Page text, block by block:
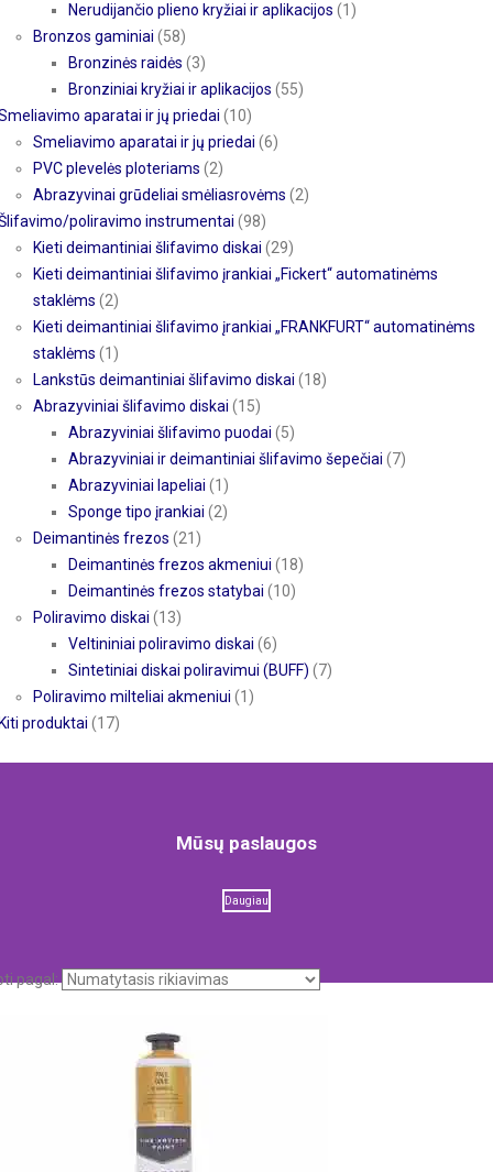
Nerudijančio plieno kryžiai ir aplikacijos (1)
Bronzos gaminiai (58)
Bronzinės raidės (3)
Bronziniai kryžiai ir aplikacijos (55)
aparatai ir jų priedai (10)
Smeliavimo aparatai ir jų priedai (6)
PVC plevelės ploteriams (2)
Abrazyvinai grūdeliai smėliasrovėms (2)
poliravimo instrumentai (98)
Kieti deimantiniai šlifavimo diskai (29)
Kieti deimantiniai šlifavimo įrankiai „Fickert“ automatinėms
staklėms (2)
Kieti deimantiniai šlifavimo įrankiai „FRANKFURT“ automatinėms
staklėms (1)
Lankstūs deimantiniai šlifavimo diskai (18)
Abrazyviniai šlifavimo diskai (15)
Abrazyviniai šlifavimo puodai (5)
Abrazyviniai ir deimantiniai šlifavimo šepečiai (7)
Abrazyviniai lapeliai (1)
Sponge tipo įrankiai (2)
Deimantinės frezos (21)
Deimantinės frezos akmeniui (18)
Deimantinės frezos statybai (10)
Poliravimo diskai (13)
Veltininiai poliravimo diskai (6)
Sintetiniai diskai poliravimui (BUFF) (7)
Poliravimo milteliai akmeniui (1)
produktai (17)
Mūsų paslaugos
Daugiau
pagal: